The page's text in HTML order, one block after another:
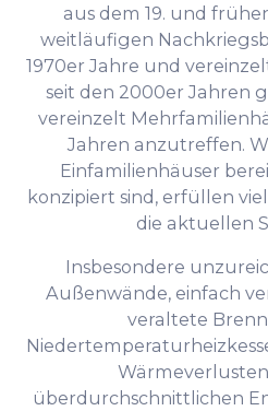
aus dem 19. und
weitläufigen
1970er Jahre und
seit den 2000er Jahren
vereinzelt
Jahren anzutreffen.
Einfamilienhäuser
konzipiert sind, erfüllen
die aktuellen
Insbesondere
Außenwände, einfach
veraltete
überdurchschnittlichen